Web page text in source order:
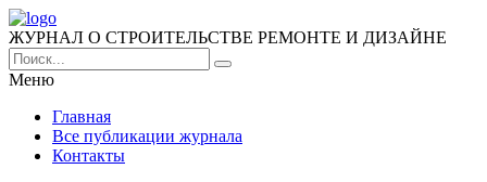
ЖУРНАЛ О СТРОИТЕЛЬСТВЕ РЕМОНТЕ И ДИЗАЙНЕ
Меню
Главная
Все публикации журнала
Контакты